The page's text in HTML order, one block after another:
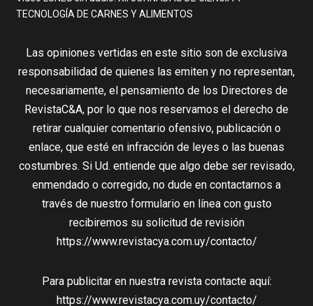
TECNOLOGÍA DE CARNES Y ALIMENTOS
Las opiniones vertidas en este sitio son de exclusiva
responsabilidad de quienes las emiten y no representan,
necesariamente, el pensamiento de los Directores de
RevistaC&A, por lo que nos reservamos el derecho de
retirar cualquier comentario ofensivo, publicación o
enlace, que esté en infracción de leyes o las buenas
costumbres. Si Ud. entiende que algo debe ser revisado,
enmendado o corregido, no dude en contactarnos a
través de nuestro formulario en línea con gusto
recibiremos su solicitud de revisión
https://www.revistacya.com.uy/contacto/
Para publicitar en nuestra revista contacte aquí:
https://www.revistacya.com.uy/contacto/